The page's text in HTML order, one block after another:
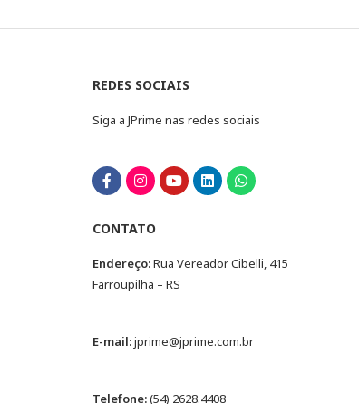
REDES SOCIAIS
Siga a JPrime nas redes sociais
CONTATO
Endereço:Rua Vereador Cibelli, 415
Farroupilha – RS
E-mail:jprime@jprime.com.br
Telefone:(54) 2628.4408